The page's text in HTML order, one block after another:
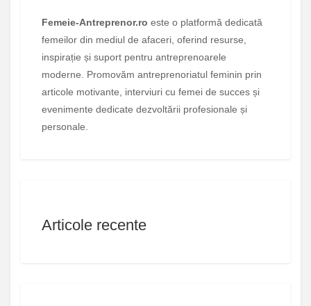
Femeie-Antreprenor.ro este o platformă dedicată
femeilor din mediul de afaceri, oferind resurse,
inspirație și suport pentru antreprenoarele
moderne. Promovăm antreprenoriatul feminin prin
articole motivante, interviuri cu femei de succes și
evenimente dedicate dezvoltării profesionale și
personale.
Articole recente